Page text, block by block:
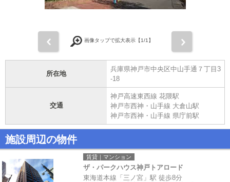
画像タップで拡大表示【1/1】
所在地
兵庫県神戸市中央区中山手通７丁目3
-18
交通
神戸高速東西線 花隈駅
神戸市西神・山手線 大倉山駅
神戸市西神・山手線 県庁前駅
施設周辺の物件
賃貸｜マンション
ザ・パークハウス神戸トアロード
東海道本線「三ノ宮」駅 徒歩8分